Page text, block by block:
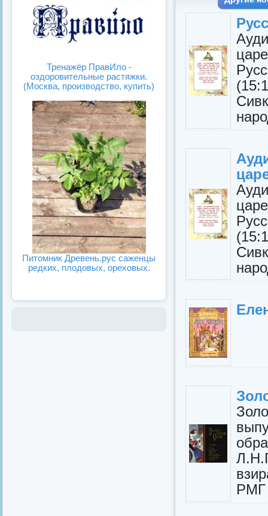
Тренажёр ПравИло -
оздоровительные растяжки.
(Москва, производство, купить)
Питомник Древень.рус саженцы
редких, плодовых, ореховых.